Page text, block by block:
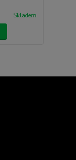
Skladem